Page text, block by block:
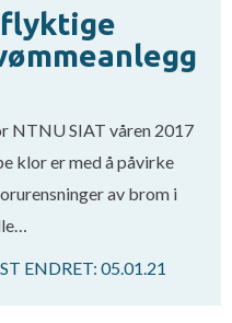
flyktige
NTNU SIAT våren 2017
klor er med å påvirke
av brom i
ENDRET: 05.01.21